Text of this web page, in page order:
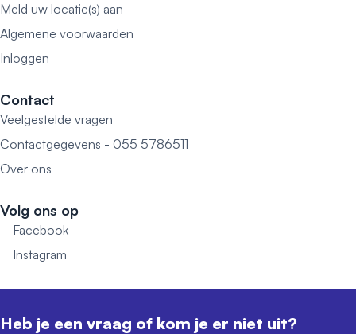
Meld uw locatie(s) aan
Algemene voorwaarden
Inloggen
Contact
Veelgestelde vragen
Contactgegevens - 055 5786511
Over ons
Volg ons op
Facebook
Instagram
Heb je een vraag of kom je er niet uit?